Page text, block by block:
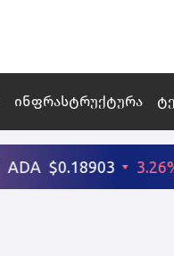
ინფრასტრუქტურა